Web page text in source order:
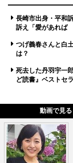
長崎市出身・平和
訴え「愛があれば
つげ義春さんと白
は？
死去した丹羽宇一
ど読書』ベストセ
動画で見る